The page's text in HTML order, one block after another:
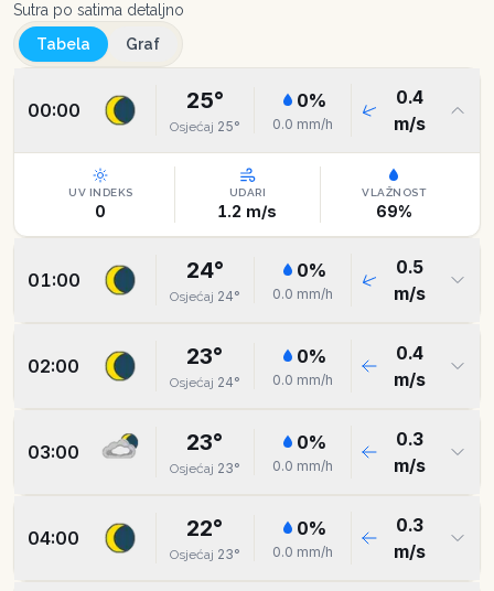
Sutra po satima detaljno
Tabela
Graf
00:00 25°
Osjećaj 25°
0%
0.0 mm/h
0.4
m/s
UV INDEKS
0
UDARI
1.2 m/s
VLAŽNOST
69%
01:00 24°
Osjećaj 24°
0%
0.0 mm/h
0.5
m/s
02:00 23°
Osjećaj 24°
0%
0.0 mm/h
0.4
m/s
03:00 23°
Osjećaj 23°
0%
0.0 mm/h
0.3
m/s
04:00 22°
Osjećaj 23°
0%
0.0 mm/h
0.3
m/s